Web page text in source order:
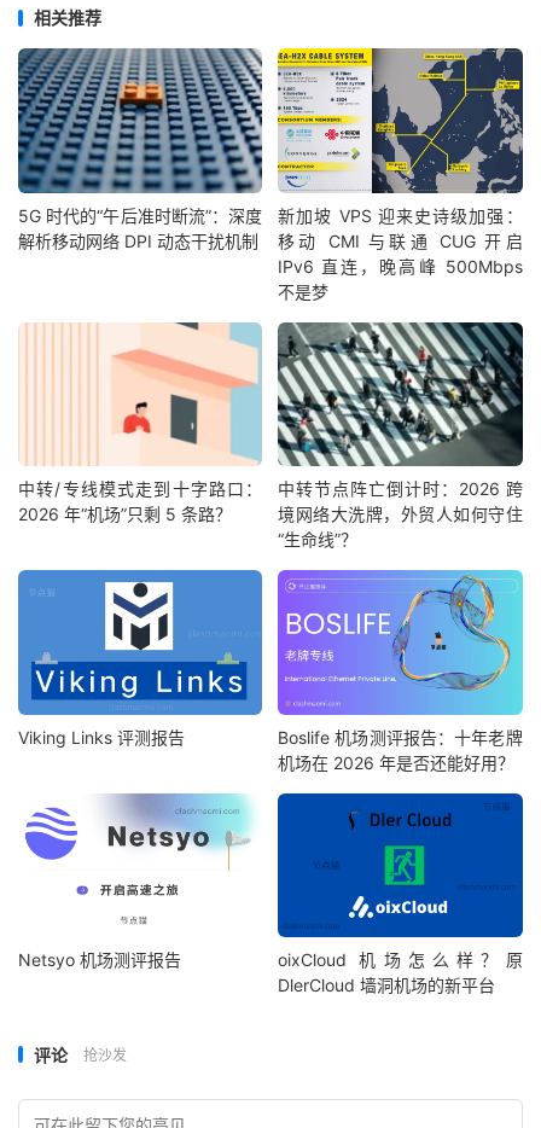
相关推荐
5G 时代的“午后准时断流”：深度
解析移动网络 DPI 动态干扰机制
新加坡 VPS 迎来史诗级加强：
移动 CMI 与联通 CUG 开启
IPv6 直连，晚高峰 500Mbps
不是梦
中转/专线模式走到十字路口：
2026 年“机场”只剩 5 条路？
中转节点阵亡倒计时：2026 跨
境网络大洗牌，外贸人如何守住
“生命线”？
Viking Links 评测报告
Boslife 机场测评报告：十年老牌
机场在 2026 年是否还能好用？
Netsyo 机场测评报告
oixCloud 机场怎么样？原
DlerCloud 墙洞机场的新平台
评论 抢沙发